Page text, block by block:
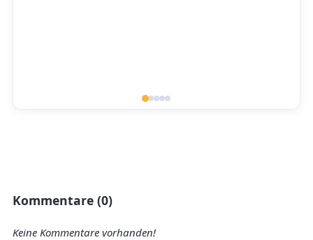
Kommentare (0)
Keine Kommentare vorhanden!